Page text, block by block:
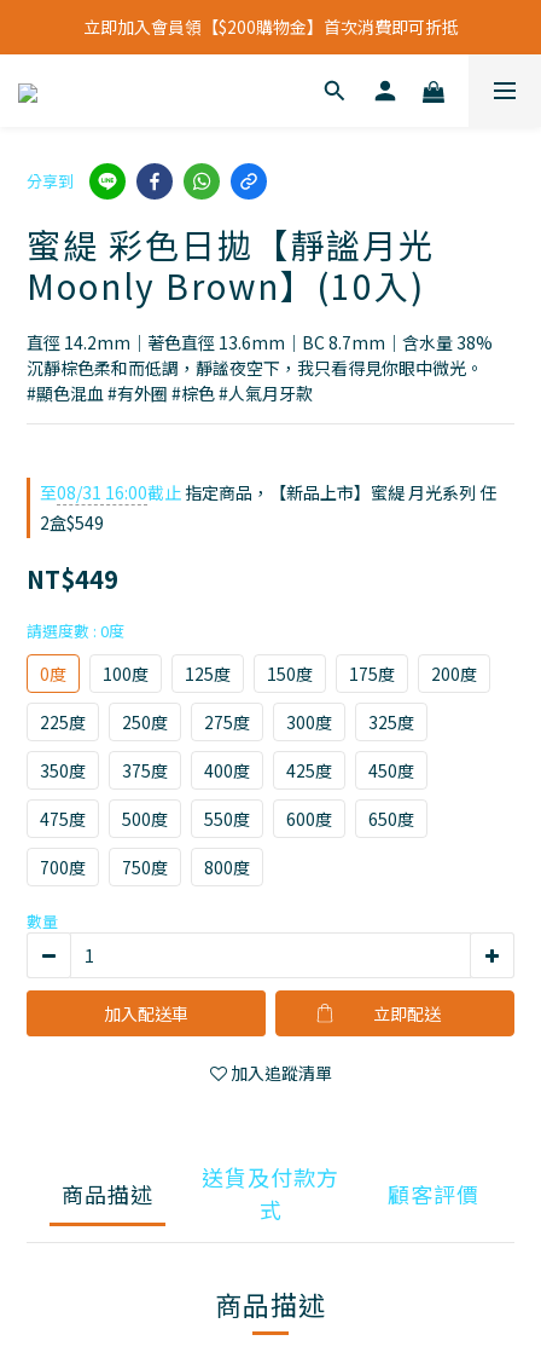
立即加入會員領【$200購物金】首次消費即可折抵
立即加入會員領【$200購物金】首次消費即可折抵
會員福利新升級⁺紅利點數【1點折抵現金$1元】
分享到
蜜緹 彩色日拋【靜謐月光
Moonly Brown】(10入)
直徑 14.2mm｜著色直徑 13.6mm｜BC 8.7mm｜含水量 38%
沉靜棕色柔和而低調，靜謐夜空下，我只看得見你眼中微光。
#顯色混血 #有外圈 #棕色 #人氣月牙款
至08/31 16:00截止 指定商品，【新品上市】蜜緹 月光系列 任
2盒$549
NT$449
請選度數 : 0度
0度 100度 125度 150度 175度
200度
225度
250度 275度 300度
325度
350度
375度 400度 425度
450度
475度
500度 550度 600度
650度
700度
750度 800度
數量
加入配送車 立即購買
加入追蹤清單
商品描述
送貨及付款方
式
顧客評價
商品描述